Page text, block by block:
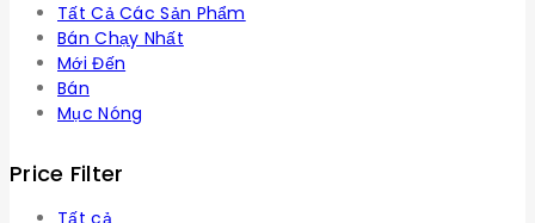
Tất Cả Các Sản Phẩm
Bán Chạy Nhất
Mới Đến
Bán
Mục Nóng
Price Filter
Tất cả